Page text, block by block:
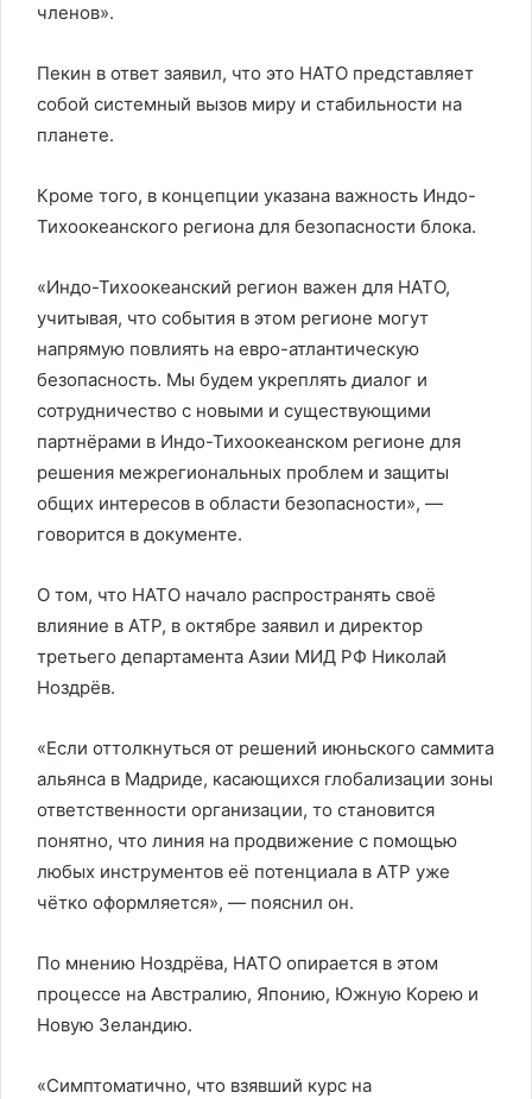
членов».
Пекин в ответ заявил, что это НАТО представляет
собой системный вызов миру и стабильности на
планете.
Кроме того, в концепции указана важность Индо-
Тихоокеанского региона для безопасности блока.
«Индо-Тихоокеанский регион важен для НАТО,
учитывая, что события в этом регионе могут
напрямую повлиять на евро-атлантическую
безопасность. Мы будем укреплять диалог и
сотрудничество с новыми и существующими
партнёрами в Индо-Тихоокеанском регионе для
решения межрегиональных проблем и защиты
общих интересов в области безопасности», —
говорится в документе.
О том, что НАТО начало распространять своё
влияние в АТР, в октябре заявил и директор
третьего департамента Азии МИД РФ Николай
Ноздрёв.
«Если оттолкнуться от решений июньского саммита
альянса в Мадриде, касающихся глобализации зоны
ответственности организации, то становится
понятно, что линия на продвижение с помощью
любых инструментов её потенциала в АТР уже
чётко оформляется», — пояснил он.
По мнению Ноздрёва, НАТО опирается в этом
процессе на Австралию, Японию, Южную Корею и
Новую Зеландию.
«Симптоматично, что взявший курс на